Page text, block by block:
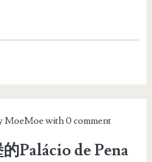
MoeMoewith0 comment
Palácio de Pena